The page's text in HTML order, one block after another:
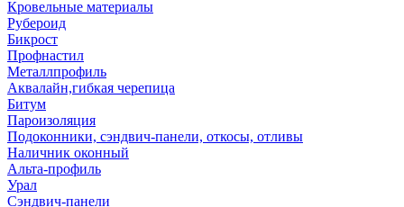
Кровельные материалы
Рубероид
Бикрост
Профнастил
Металлпрофиль
Аквалайн,гибкая черепица
Битум
Пароизоляция
Подоконники, сэндвич-панели, откосы, отливы
Наличник оконный
Альта-профиль
Урал
Сэндвич-панели